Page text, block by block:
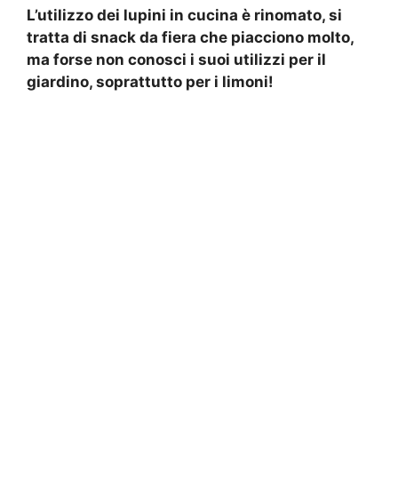
L’utilizzo dei lupini in cucina è rinomato, si
tratta di snack da fiera che piacciono molto,
ma forse non conosci i suoi utilizzi per il
giardino, soprattutto per i limoni!